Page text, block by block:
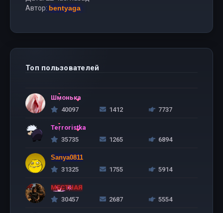
Автор: bentyaga
Топ пользователей
Шмонька
40097
1412 7737
Terroristka
35735
1265 6894
Sanya0811
31325
1755 5914
МЕСТНАЯ
30457
2687 5554